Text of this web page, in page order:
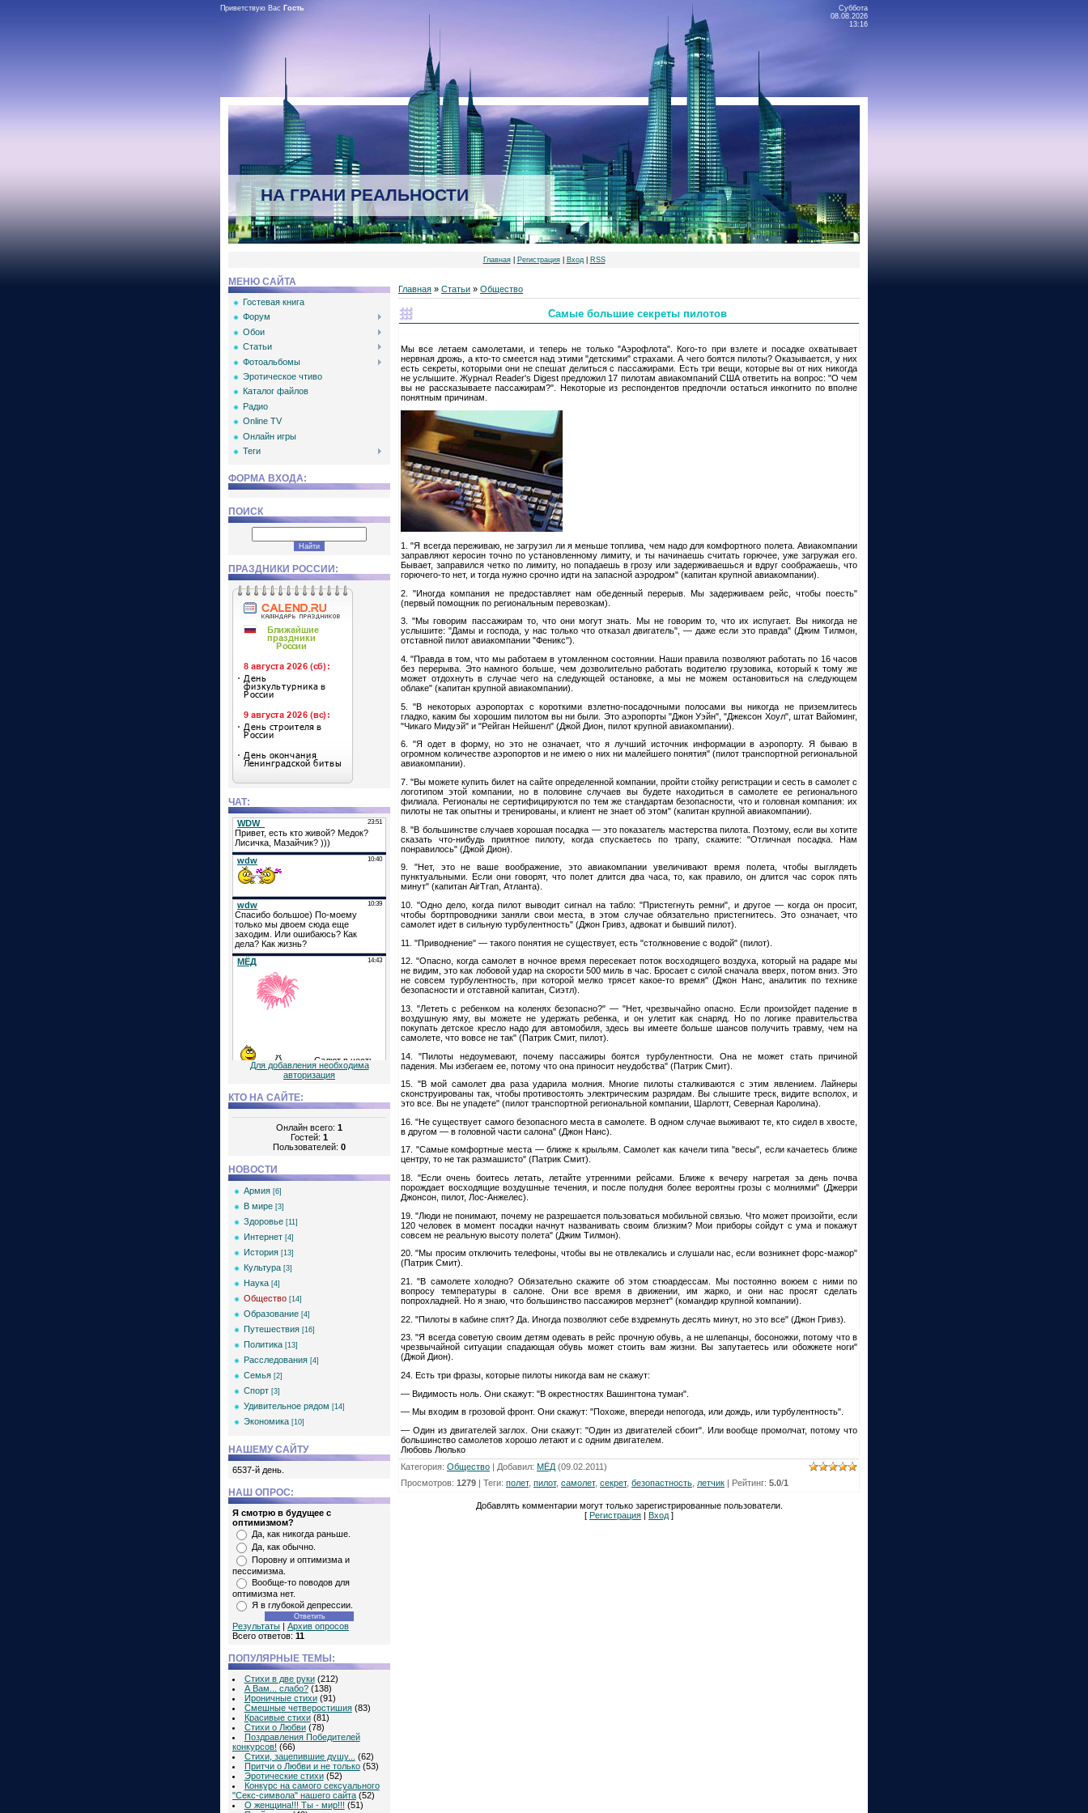
Приветствую Вас Гость
Суббота
08.08.2026
13:16
НА ГРАНИ РЕАЛЬНОСТИ
Главная| Регистрация| Вход| RSS
МЕНЮ САЙТА
Гостевая книга
Форум
Обои
Статьи
Фотоальбомы
Эротическое чтиво
Каталог файлов
Радио
Online TV
Онлайн игры
Теги
ФОРМА ВХОДА:
ПОИСК
ПРАЗДНИКИ РОССИИ:
ЧАТ:
Для добавления необходима
авторизация
КТО НА САЙТЕ:
Онлайн всего: 1
Гостей: 1
Пользователей: 0
НОВОСТИ
Армия [6]
В мире [3]
Здоровье [11]
Интернет [4]
История [13]
Культура [3]
Наука [4]
Общество [14]
Образование [4]
Путешествия [16]
Политика [13]
Расследования [4]
Семья [2]
Спорт [3]
Удивительное рядом [14]
Экономика [10]
НАШЕМУ САЙТУ
6537-й день.
НАШ ОПРОС:
Я смотрю в будущее с
оптимизмом?
Да, как никогда раньше.
Да, как обычно.
Поровну и оптимизма и
пессимизма.
Вообще-то поводов для
оптимизма нет.
Я в глубокой депрессии.
Результаты | Архив опросов
Всего ответов: 11
ПОПУЛЯРНЫЕ ТЕМЫ:
Стихи в две руки (212)
А Вам... слабо? (138)
Ироничные стихи (91)
Смешные четверостишия (83)
Красивые стихи (81)
Стихи о Любви (78)
Поздравления Победителей
конкурсов! (66)
Стихи, зацепившие душу...
(62)
Притчи о Любви и не только (53)
Эротические стихи (52)
Конкурс на самого сексуального
"Секс-символа" нашего сайта (52)
О женщина!!! Ты - мир!!! (51)
Главная » Статьи » Общество
Самые большие секреты пилотов
Мы все летаем самолетами, и теперь не только "Аэрофлота". Кого-то при взлете и посадке охватывает
нервная дрожь, а кто-то смеется над этими "детскими" страхами. А чего боятся пилоты? Оказывается, у них
есть секреты, которыми они не спешат делиться с пассажирами. Есть три вещи, которые вы от них никогда
не услышите. Журнал Reader's Digest предложил 17 пилотам авиакомпаний США ответить на вопрос: "О чем
вы не рассказываете пассажирам?". Некоторые из респондентов предпочли остаться инкогнито по вполне
понятным причинам.
1. "Я всегда переживаю, не загрузил ли я меньше топлива, чем надо для комфортного полета. Авиакомпании
заправляют керосин точно по установленному лимиту, и ты начинаешь считать горючее, уже загружая его.
Бывает, заправился четко по лимиту, но попадаешь в грозу или задерживаешься и вдруг соображаешь, что
горючего-то нет, и тогда нужно срочно идти на запасной аэродром" (капитан крупной авиакомпании).
2. "Иногда компания не предоставляет нам обеденный перерыв. Мы задерживаем рейс, чтобы поесть"
(первый помощник по региональным перевозкам).
3. "Мы говорим пассажирам то, что они могут знать. Мы не говорим то, что их испугает. Вы никогда не
услышите: "Дамы и господа, у нас только что отказал двигатель", — даже если это правда" (Джим Тилмон,
отставной пилот авиакомпании "Феникс").
4. "Правда в том, что мы работаем в утомленном состоянии. Наши правила позволяют работать по 16 часов
без перерыва. Это намного больше, чем дозволительно работать водителю грузовика, который к тому же
может отдохнуть в случае чего на следующей остановке, а мы не можем остановиться на следующем
облаке" (капитан крупной авиакомпании).
5. "В некоторых аэропортах с короткими взлетно-посадочными полосами вы никогда не приземлитесь
гладко, каким бы хорошим пилотом вы ни были. Это аэропорты "Джон Уэйн", "Джексон Хоул", штат Вайоминг,
"Чикаго Мидуэй" и "Рейган Нейшенл" (Джой Дион, пилот крупной авиакомпании).
6. "Я одет в форму, но это не означает, что я лучший источник информации в аэропорту. Я бываю в
огромном количестве аэропортов и не имею о них ни малейшего понятия" (пилот транспортной региональной
авиакомпании).
7. "Вы можете купить билет на сайте определенной компании, пройти стойку регистрации и сесть в самолет с
логотипом этой компании, но в половине случаев вы будете находиться в самолете ее регионального
филиала. Регионалы не сертифицируются по тем же стандартам безопасности, что и головная компания: их
пилоты не так опытны и тренированы, и клиент не знает об этом" (капитан крупной авиакомпании).
8. "В большинстве случаев хорошая посадка — это показатель мастерства пилота. Поэтому, если вы хотите
сказать что-нибудь приятное пилоту, когда спускаетесь по трапу, скажите: "Отличная посадка. Нам
понравилось" (Джой Дион).
9. "Нет, это не ваше воображение, это авиакомпании увеличивают время полета, чтобы выглядеть
пунктуальными. Если они говорят, что полет длится два часа, то, как правило, он длится час сорок пять
минут" (капитан AirTran, Атланта).
10. "Одно дело, когда пилот выводит сигнал на табло: "Пристегнуть ремни", и другое — когда он просит,
чтобы бортпроводники заняли свои места, в этом случае обязательно пристегнитесь. Это означает, что
самолет идет в сильную турбулентность" (Джон Гривз, адвокат и бывший пилот).
11. "Приводнение" — такого понятия не существует, есть "столкновение с водой" (пилот).
12. "Опасно, когда самолет в ночное время пересекает поток восходящего воздуха, который на радаре мы
не видим, это как лобовой удар на скорости 500 миль в час. Бросает с силой сначала вверх, потом вниз. Это
не совсем турбулентность, при которой мелко трясет какое-то время" (Джон Нанс, аналитик по технике
безопасности и отставной капитан, Сиэтл).
13. "Лететь с ребенком на коленях безопасно?" — "Нет, чрезвычайно опасно. Если произойдет падение в
воздушную яму, вы можете не удержать ребенка, и он улетит как снаряд. Но по логике правительства
покупать детское кресло надо для автомобиля, здесь вы имеете больше шансов получить травму, чем на
самолете, что вовсе не так" (Патрик Смит, пилот).
14. "Пилоты недоумевают, почему пассажиры боятся турбулентности. Она не может стать причиной
падения. Мы избегаем ее, потому что она приносит неудобства" (Патрик Смит).
15. "В мой самолет два раза ударила молния. Многие пилоты сталкиваются с этим явлением. Лайнеры
сконструированы так, чтобы противостоять электрическим разрядам. Вы слышите треск, видите всполох, и
это все. Вы не упадете" (пилот транспортной региональной компании, Шарлотт, Северная Каролина).
16. "Не существует самого безопасного места в самолете. В одном случае выживают те, кто сидел в хвосте,
в другом — в головной части салона" (Джон Нанс).
17. "Самые комфортные места — ближе к крыльям. Самолет как качели типа "весы", если качаетесь ближе
центру, то не так размашисто" (Патрик Смит).
18. "Если очень боитесь летать, летайте утренними рейсами. Ближе к вечеру нагретая за день почва
порождает восходящие воздушные течения, и после полудня более вероятны грозы с молниями" (Джерри
Джонсон, пилот, Лос-Анжелес).
19. "Люди не понимают, почему не разрешается пользоваться мобильной связью. Что может произойти, если
120 человек в момент посадки начнут названивать своим близким? Мои приборы сойдут с ума и покажут
совсем не реальную высоту полета" (Джим Тилмон).
20. "Мы просим отключить телефоны, чтобы вы не отвлекались и слушали нас, если возникнет форс-мажор"
(Патрик Смит).
21. "В самолете холодно? Обязательно скажите об этом стюардессам. Мы постоянно воюем с ними по
вопросу температуры в салоне. Они все время в движении, им жарко, и они нас просят сделать
попрохладней. Но я знаю, что большинство пассажиров мерзнет" (командир крупной компании).
22. "Пилоты в кабине спят? Да. Иногда позволяют себе вздремнуть десять минут, но это все" (Джон Гривз).
23. "Я всегда советую своим детям одевать в рейс прочную обувь, а не шлепанцы, босоножки, потому что в
чрезвычайной ситуации спадающая обувь может стоить вам жизни. Вы запутаетесь или обожжете ноги"
(Джой Дион).
24. Есть три фразы, которые пилоты никогда вам не скажут:
— Видимость ноль. Они скажут: "В окрестностях Вашингтона туман".
— Мы входим в грозовой фронт. Они скажут: "Похоже, впереди непогода, или дождь, или турбулентность".
— Один из двигателей заглох. Они скажут: "Один из двигателей сбоит". Или вообще промолчат, потому что
большинство самолетов хорошо летают и с одним двигателем.
Любовь Люлько
Категория: Общество | Добавил: МЁД (09.02.2011)
Просмотров: 1279 | Теги: полет, пилот, самолет, секрет, безопастность летчик | Рейтинг: 5.0/1
Добавлять комментарии могут только зарегистрированные пользователи.
[ Регистрация | Вход ]